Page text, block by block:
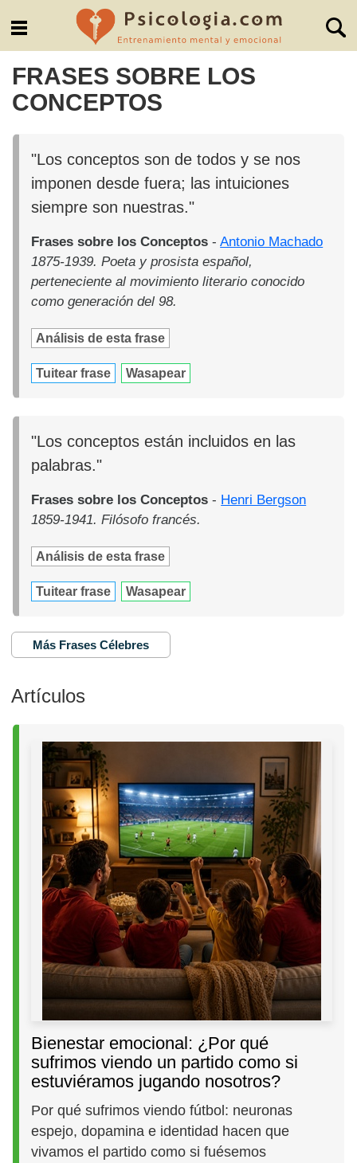
FRASES SOBRE LOS
CONCEPTOS
"Los conceptos son de todos y se nos
imponen desde fuera; las intuiciones
siempre son nuestras."
Frases sobre los Conceptos -Antonio Machado
1875-1939. Poeta y prosista español,
perteneciente al movimiento literario conocido
como generación del 98.
Análisis de esta frase
Tuitear frase Wasapear
"Los conceptos están incluidos en las
palabras."
Frases sobre los Conceptos - Henri Bergson
1859-1941. Filósofo francés.
Análisis de esta frase
Tuitear frase Wasapear
Más Frases Célebres
Artículos
Bienestar emocional: ¿Por qué
sufrimos viendo un partido como si
estuviéramos jugando nosotros?
Por qué sufrimos viendo fútbol: neuronas
espejo, dopamina e identidad hacen que
vivamos el partido como si fuésemos